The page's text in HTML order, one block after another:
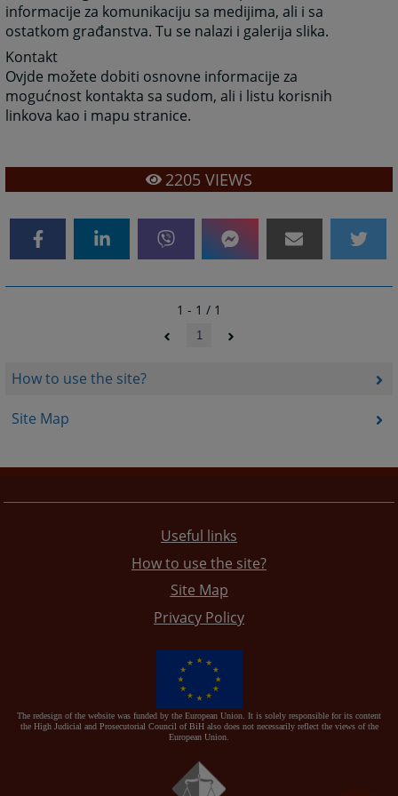
How to use the site?
Site Map
informacije za komunikaciju sa medijima, ali i sa
ostatkom građanstva. Tu se nalazi i galerija slika.
Kontakt
Ovjde možete dobiti osnovne informacije za
mogućnost kontakta sa sudom, ali i listu korisnih
linkova kao i mapu stranice.
2205 VIEWS
1 - 1 / 1
1
Useful links
How to use the site?
Site Map
Privacy Policy
The redesign of the website was funded by the European Union. It is solely responsible for its content
the High Judicial and Prosecutorial Council of BiH also does not necessarily reflect the views of the
European Union.